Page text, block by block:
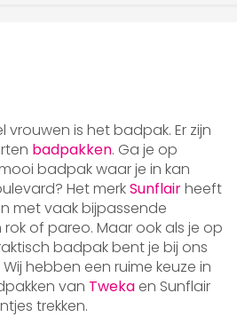
vrouwen is het badpak. Er zijn
badpakken. Ga je op
badpak waar je in kan
Het merkSunflairheeft
met vaak bijpassende
of pareo. Maar ook als je op
badpak bent je bij ons
hebben een ruime keuze in
van Tweka en Sunflair
trekken.